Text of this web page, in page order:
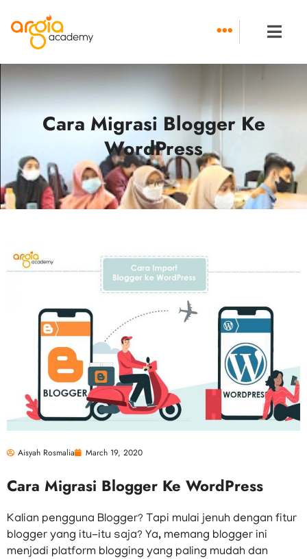
content
Cara Migrasi Blogger Ke
WordPress
Aisyah Rosmalia March 19, 2020
Cara Migrasi Blogger Ke WordPress
Kalian pengguna Blogger? Tapi mulai jenuh dengan fitur
blogger yang itu-itu saja? Ya, memang blogger ini
menjadi platform blogging yang paling mudah dan